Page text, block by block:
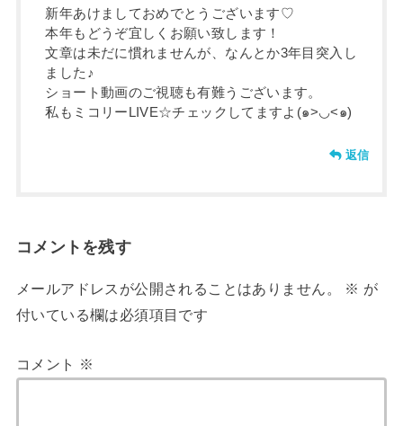
新年あけましておめでとうございます♡
本年もどうぞ宜しくお願い致します！
文章は未だに慣れませんが、なんとか3年目突入し
ました♪
ショート動画のご視聴も有難うございます。
私もミコリーLIVE☆チェックしてますよ(๑>◡<๑)
返信
コメントを残す
メールアドレスが公開されることはありません。 ※ が
付いている欄は必須項目です
コメント ※